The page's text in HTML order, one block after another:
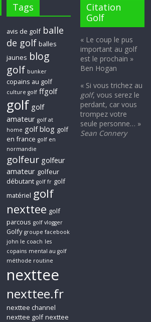
Tags
avis de golf balle
de golf balles
jaunes blog
golf bunker
copains au golf
culture golf ffgolf
golf golf
amateur golf at
home golf blog golf
en france golf en
normandie
golfeur golfeur
amateur golfeur
débutant golf fr golf
matériel golf
nexttee golf
parcous golf vlogger
Golfy groupe facebook
john le coach les
copains mental au golf
méthode routine
nexttee
nexttee.fr
nexttee channel
nexttee golf nexttee
Citation
Golf
« Le coup le pus
important au golf
est le prochain »
Ben Hogan
« Si vous trichez au
golf, vous serez le
perdant, car vous
trompez votre
seule personne… »
Sean Connery